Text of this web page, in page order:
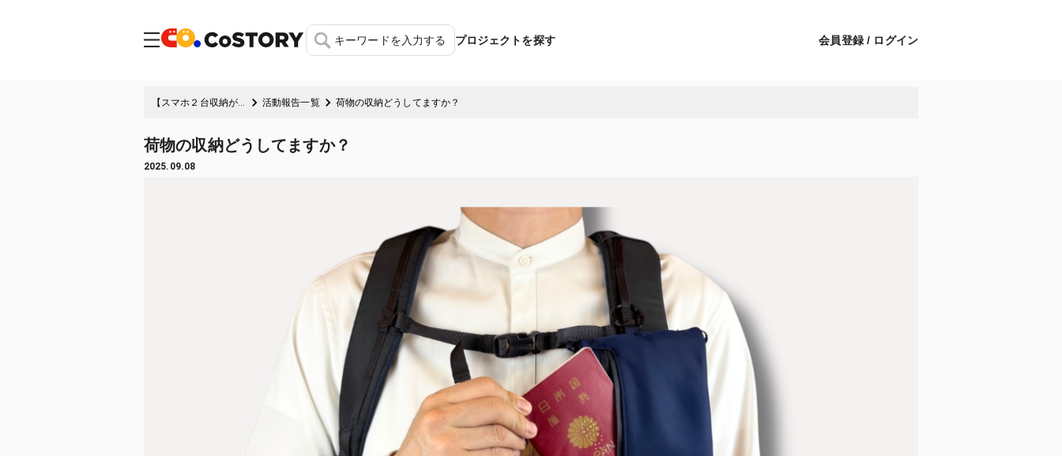
キーワードを入力する プロジェクトを探す 会員登録 / ログイン
【スマホ２台収納が叶うスマートバッグ】付属のワイドストラップで肩疲れ解消 活動報告一覧 荷物の収納どうしてますか？
荷物の収納どうしてますか？
2025.09.08